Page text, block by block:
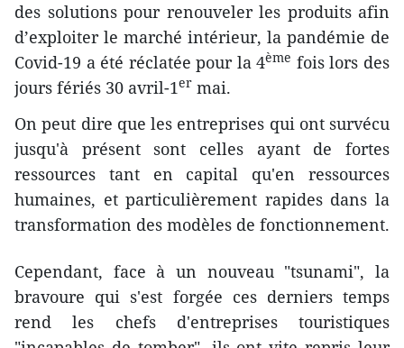
des solutions pour renouveler les produits afin
d’exploiter le marché intérieur, la pandémie de
Covid-19 a été réclatée pour la 4ème fois lors des
jours fériés 30 avril-1er mai.
On peut dire que les entreprises qui ont survécu
jusqu'à présent sont celles ayant de fortes
ressources tant en capital qu'en ressources
humaines, et particulièrement rapides dans la
transformation des modèles de fonctionnement.
Cependant, face à un nouveau "tsunami", la
bravoure qui s'est forgée ces derniers temps
rend les chefs d'entreprises touristiques